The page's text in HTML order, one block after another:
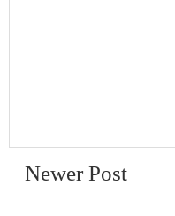
Newer Post